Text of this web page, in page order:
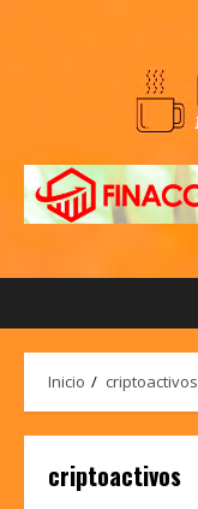
Inicio criptoactivos
criptoactivos